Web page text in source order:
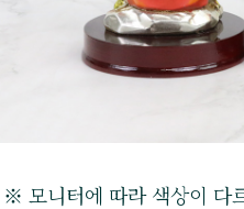
※ 모니터에 따라 색상이 다